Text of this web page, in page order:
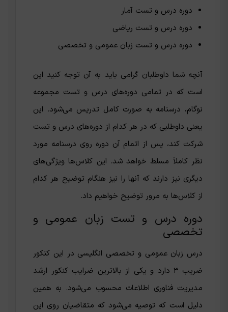
دوره درس و تست آمار
دوره درس و تست ریاضی
دوره درس و تست زبان عمومی و تخصصی
آنچه شما داوطلبان گرامی باید به آن توجه کنید این
است که در تمامی دوره‌های درس و تست مجموعه
نوگام، درسنامه به صورت کامل تدریس می‌شود. این
یعنی داوطلبی که در هر کدام از دوره‌های درس و تست
شرکت کند، پس از اتمام آن دوره روی درسنامه مورد
نظر کاملاً مسلط خواهد شد. این کلاس‌ها ویژگی‌های
دیگری نیز دارند که آنها را نیز هنگام توضیح هر کدام
از کلاس‌ها به مرور توضیح خواهیم داد.
دوره درس و تست زبان عمومی و
تخصصی
درس زبان عمومی و تخصصی انگلیسی در این کنکور
ضریب ۳ دارد و یکی از بالاترین ضرایب کنکور ارشد
مدیریت فناوری اطلاعات محسوب می‌شود. به همین
دلیل است که توصیه می‌شود که متقاضیان روی این